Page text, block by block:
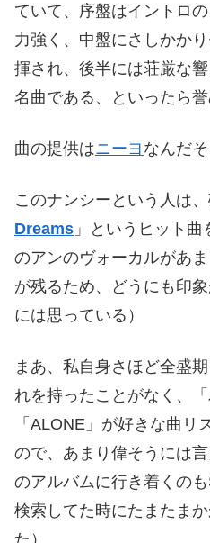
ていて、序盤はイントロ
力強く、中盤にさしかか
揮され、後半には荘厳な
名曲である、といったら誉
曲の提供はニーヨ なんだそ
このナンシーという人は
Dreams 」というヒット
のアンのヴォーカルがあ
が残るため、どうにも印
には思っている）
まあ、私自身さほど全盛
れを持ったことがなく、
「ALONE」が好きな曲リ
ので、あまり偉そうには
のアルバムに行き着くの
検索してた時にたまたま